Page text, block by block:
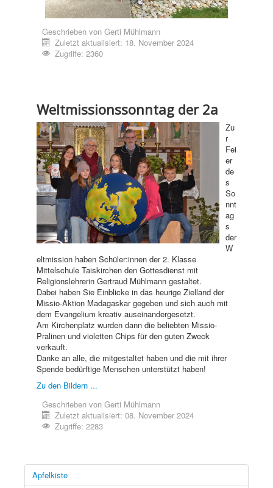
Geschrieben von Gerti Mühlmann
Zuletzt aktualisiert: 18. November 2024
Zugriffe: 2360
Weltmissionssonntag der 2a
Zu
r
Fei
er
de
s
So
nnt
ag
s
der
W
eltmission haben Schüler:innen der 2. Klasse
Mittelschule Taiskirchen den Gottesdienst mit
Religionslehrerin Gertraud Mühlmann gestaltet.
Dabei haben Sie Einblicke in das heurige Zielland der
Missio-Aktion Madagaskar gegeben und sich auch mit
dem Evangelium kreativ auseinandergesetzt.
Am Kirchenplatz wurden dann die beliebten Missio-
Pralinen und violetten Chips für den guten Zweck
verkauft.
Danke an alle, die mitgestaltet haben und die mit ihrer
Spende bedürftige Menschen unterstützt haben!
Zu den Bildern ...
Geschrieben von Gerti Mühlmann
Zuletzt aktualisiert: 08. November 2024
Zugriffe: 2283
Apfelkiste